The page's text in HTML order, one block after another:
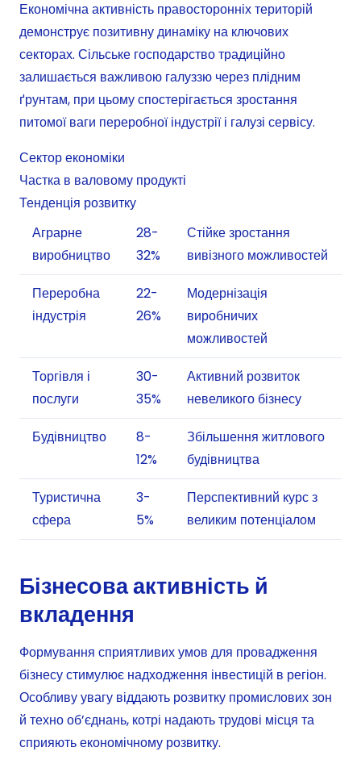
Економічна активність правосторонніх територій
демонструє позитивну динаміку на ключових
секторах. Сільське господарство традиційно
залишається важливою галуззю через плідним
ґрунтам, при цьому спостерігається зростання
питомої ваги переробної індустрії і галузі сервісу.
Сектор економіки
Частка в валовому продукті
Тенденція розвитку
Аграрне
виробництво
28-
32%
Стійке зростання
вивізного можливостей
Переробна
індустрія
22-
26%
Модернізація
виробничих
можливостей
Торгівля і
послуги
30-
35%
Активний розвиток
невеликого бізнесу
Будівництво
8-
12%
Збільшення житлового
будівництва
Туристична
сфера
3-
5%
Перспективний курс з
великим потенціалом
Бізнесова активність й
вкладення
Формування сприятливих умов для провадження
бізнесу стимулює надходження інвестицій в регіон.
Особливу увагу віддають розвитку промислових зон
й техно об’єднань, котрі надають трудові місця та
сприяють економічному розвитку.